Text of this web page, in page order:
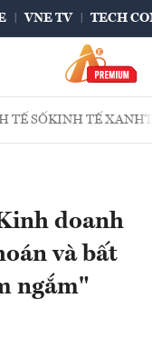
VNE TV TECH
TẾ SỐKINH TẾ XANH
doanh
và bất
ngắm"